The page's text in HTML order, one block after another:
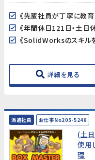
詳細を見る
派遣社員 お仕事No205-5246
(土
使用
理